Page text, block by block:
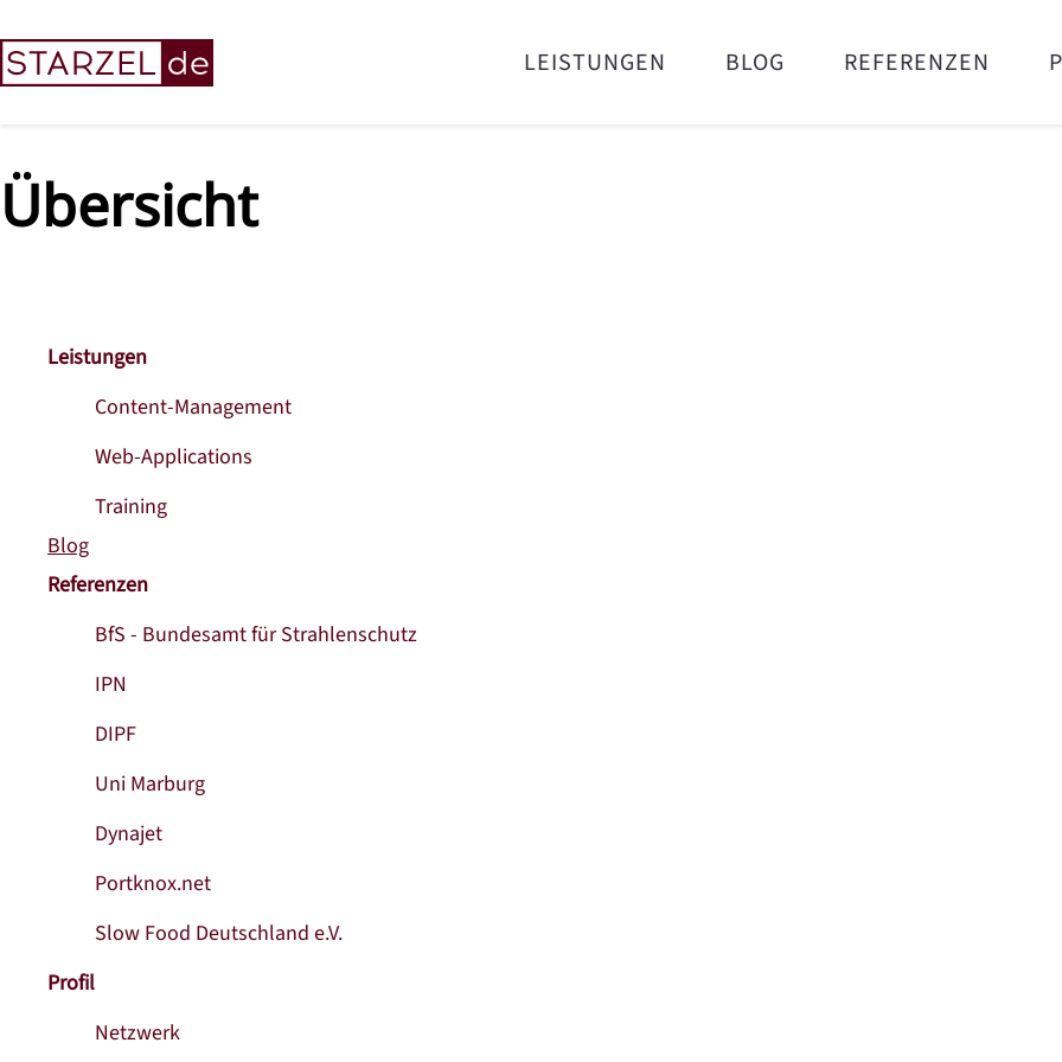
LEISTUNGEN BLOG REFERENZEN
Übersicht
Leistungen
Content-Management
Web-Applications
Training
Blog
Referenzen
BfS - Bundesamt für Strahlenschutz
IPN
DIPF
Uni Marburg
Dynajet
Portknox.net
Slow Food Deutschland e.V.
Profil
Netzwerk